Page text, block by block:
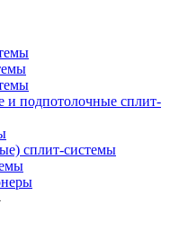
и подпотолочные сплит-
сплит-системы